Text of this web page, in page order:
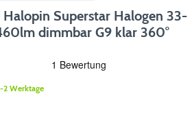
Halopin Superstar Halogen 33-
dimmbar G9 klar 360°
2 Werktage